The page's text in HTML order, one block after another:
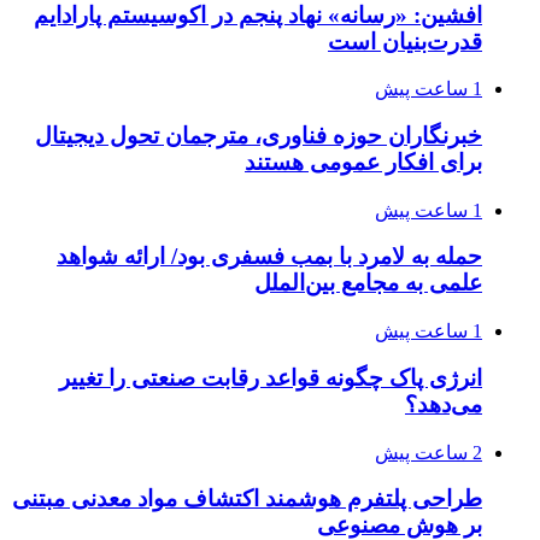
افشین: «رسانه» نهاد پنجم در اکوسیستم پارادایم
قدرت‌بنیان است
1 ساعت پیش
خبرنگاران حوزه فناوری، مترجمان تحول دیجیتال
برای افکار عمومی هستند
1 ساعت پیش
حمله به لامرد با بمب فسفری بود/ ارائه شواهد
علمی به مجامع بین‌الملل
1 ساعت پیش
انرژی پاک چگونه قواعد رقابت صنعتی را تغییر
می‌دهد؟
2 ساعت پیش
طراحی پلتفرم هوشمند اکتشاف مواد معدنی مبتنی
بر هوش مصنوعی